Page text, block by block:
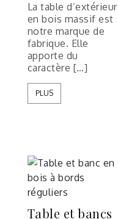
La table d’extérieur
en bois massif est
notre marque de
fabrique. Elle
apporte du
caractère […]
PLUS
Table et bancs